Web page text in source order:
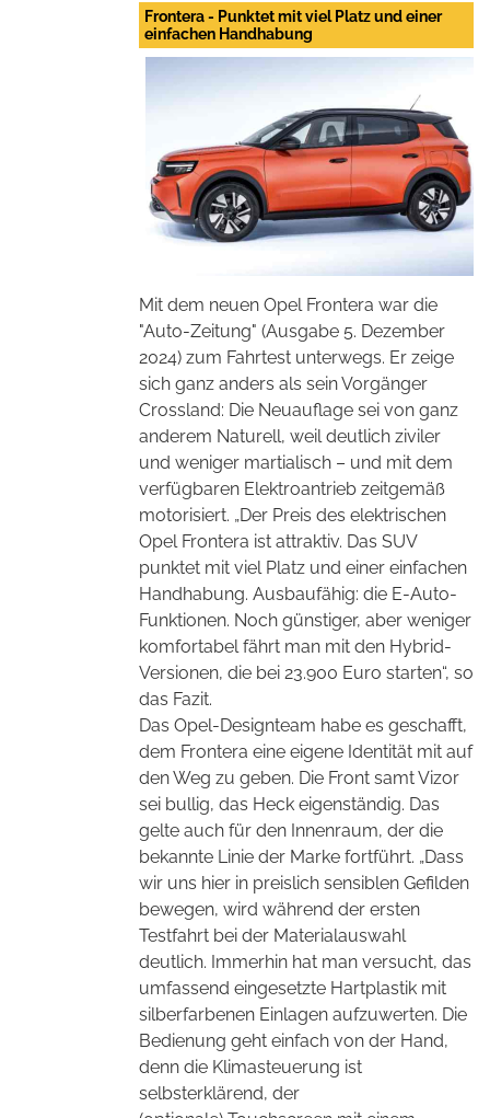
Frontera - Punktet mit viel Platz und einer
einfachen Handhabung
Mit dem neuen Opel Frontera war die
"Auto-Zeitung" (Ausgabe 5. Dezember
2024) zum Fahrtest unterwegs. Er zeige
sich ganz anders als sein Vorgänger
Crossland: Die Neuauflage sei von ganz
anderem Naturell, weil deutlich ziviler
und weniger martialisch – und mit dem
verfügbaren Elektroantrieb zeitgemäß
motorisiert. „Der Preis des elektrischen
Opel Frontera ist attraktiv. Das SUV
punktet mit viel Platz und einer einfachen
Handhabung. Ausbaufähig: die E-Auto-
Funktionen. Noch günstiger, aber weniger
komfortabel fährt man mit den Hybrid-
Versionen, die bei 23.900 Euro starten“, so
das Fazit.
Das Opel-Designteam habe es geschafft,
dem Frontera eine eigene Identität mit auf
den Weg zu geben. Die Front samt Vizor
sei bullig, das Heck eigenständig. Das
gelte auch für den Innenraum, der die
bekannte Linie der Marke fortführt. „Dass
wir uns hier in preislich sensiblen Gefilden
bewegen, wird während der ersten
Testfahrt bei der Materialauswahl
deutlich. Immerhin hat man versucht, das
umfassend eingesetzte Hartplastik mit
silberfarbenen Einlagen aufzuwerten. Die
Bedienung geht einfach von der Hand,
denn die Klimasteuerung ist
selbsterklärend, der